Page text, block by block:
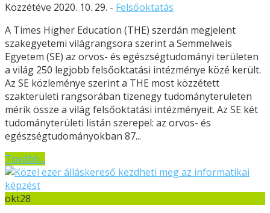
Közzétéve 2020. 10. 29. - Felsőoktatás
A Times Higher Education (THE) szerdán megjelent
szakegyetemi világrangsora szerint a Semmelweis
Egyetem (SE) az orvos- és egészségtudományi területen
a világ 250 legjobb felsőoktatási intézménye közé került.
Az SE közleménye szerint a THE most közzétett
szakterületi rangsorában tizenegy tudományterületen
mérik össze a világ felsőoktatási intézményeit. Az SE két
tudományterületi listán szerepel: az orvos- és
egészségtudományokban 87...
Tovább...
okt28